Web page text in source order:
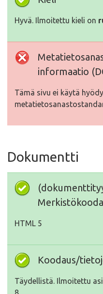
Hyvä. Ilmoitettu kieli on
informaatio
Tämä sivu ei käytä
Dokumentti
HTML 5
Koodaus/
Täydellistä. Ilmoitettu